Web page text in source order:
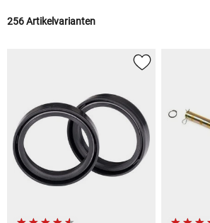
256 Artikelvarianten